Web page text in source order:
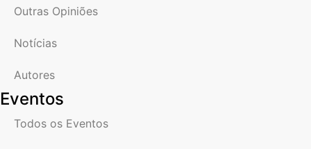
Outras Opiniões
Notícias
Autores
Eventos
Todos os Eventos